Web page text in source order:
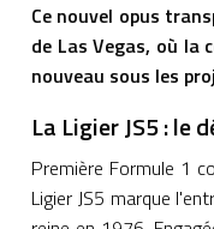
Ce nouvel opus
de Las Vegas, où la
nouveau sous les
La Ligier JS5 : le
Première Formule 1
Ligier JS5 marque